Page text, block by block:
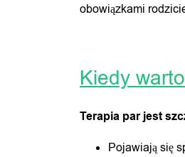
obowiązkami
Kiedy
Terapia par jest
Pojawiają się